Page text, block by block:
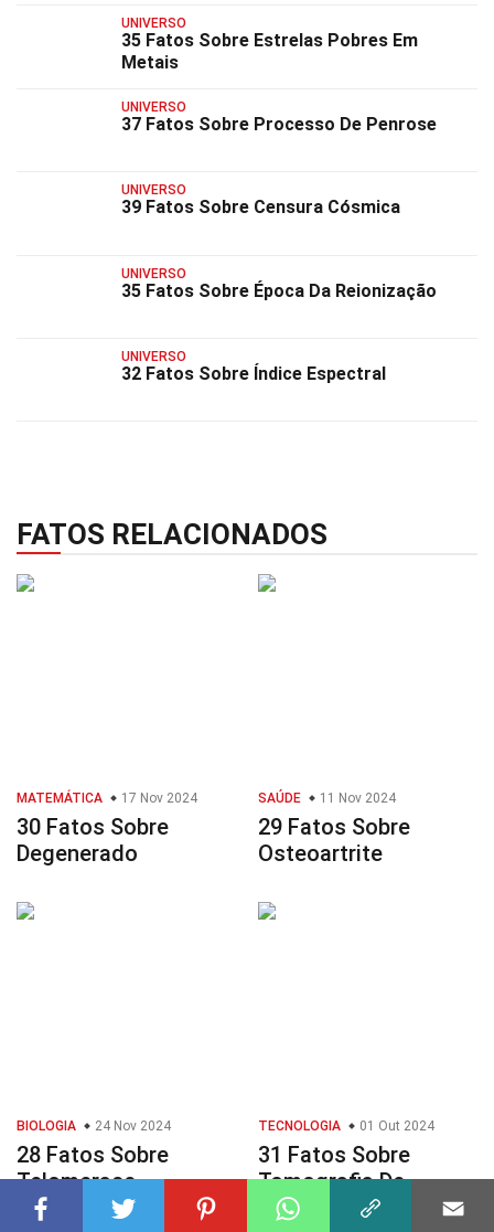
UNIVERSO
35 Fatos Sobre Estrelas Pobres Em
Metais
UNIVERSO
37 Fatos Sobre Processo De Penrose
UNIVERSO
39 Fatos Sobre Censura Cósmica
UNIVERSO
35 Fatos Sobre Época Da Reionização
UNIVERSO
32 Fatos Sobre Índice Espectral
FATOS RELACIONADOS
MATEMÁTICA 17 Nov 2024
30 Fatos Sobre
Degenerado
SAÚDE 11 Nov 2024
29 Fatos Sobre
Osteoartrite
BIOLOGIA 24 Nov 2024
28 Fatos Sobre
Telomerase
TECNOLOGIA 01 Out 2024
31 Fatos Sobre
Tomografia De
Coerência Óptica